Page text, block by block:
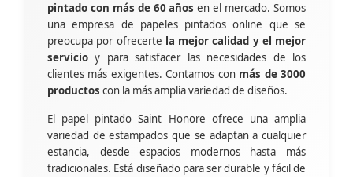
pintado con más de 60 años en el mercado. Somos
una empresa de papeles pintados online que se
preocupa por ofrecerte la mejor calidad y el mejor
servicio y para satisfacer las necesidades de los
clientes más exigentes. Contamos con más de 3000
productos con la más amplia variedad de diseños.
El papel pintado Saint Honore ofrece una amplia
variedad de estampados que se adaptan a cualquier
estancia, desde espacios modernos hasta más
tradicionales. Está diseñado para ser durable y fácil de